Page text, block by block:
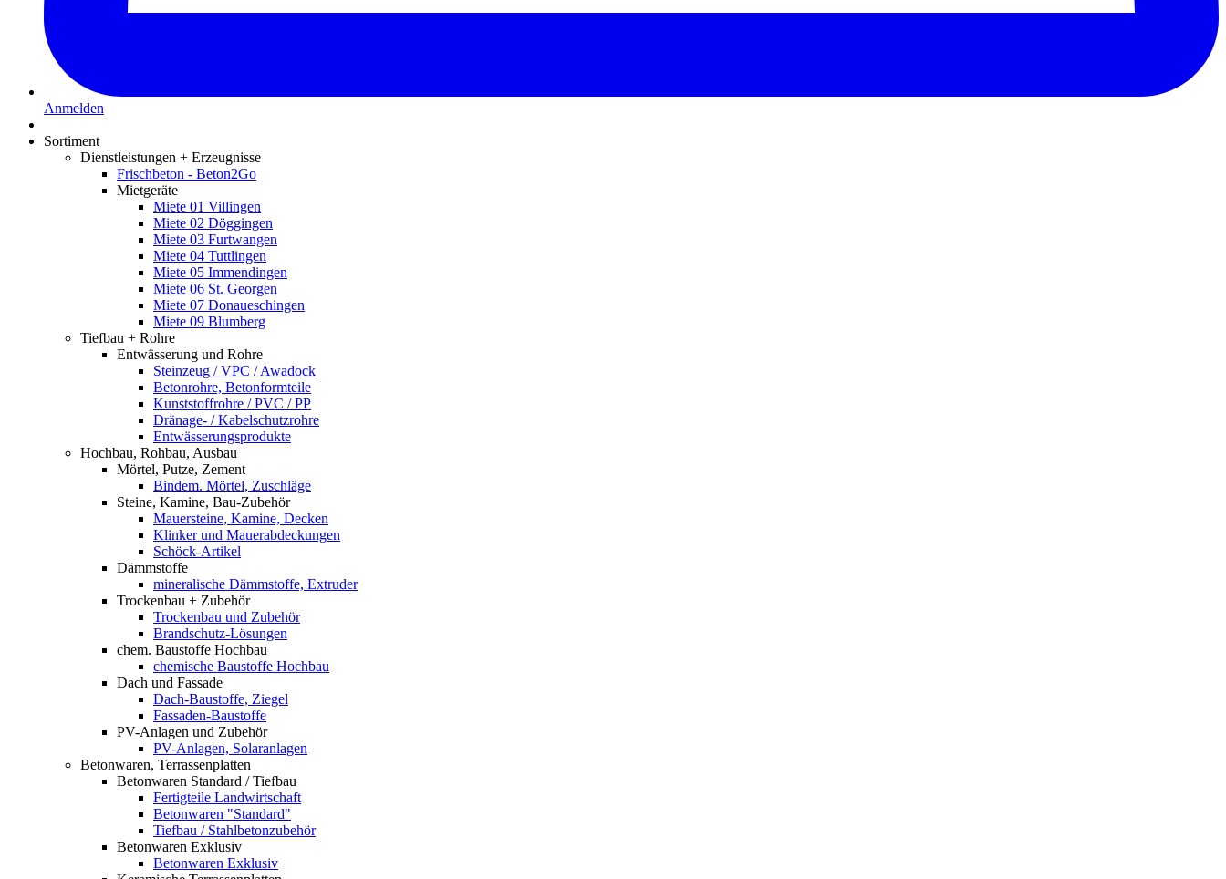
Anmelden
Sortiment
Dienstleistungen + Erzeugnisse
Frischbeton - Beton2Go
Mietgeräte
Miete 01 Villingen
Miete 02 Döggingen
Miete 03 Furtwangen
Miete 04 Tuttlingen
Miete 05 Immendingen
Miete 06 St. Georgen
Miete 07 Donaueschingen
Miete 09 Blumberg
Tiefbau + Rohre
Entwässerung und Rohre
Steinzeug / VPC / Awadock
Betonrohre, Betonformteile
Kunststoffrohre / PVC / PP
Dränage- / Kabelschutzrohre
Entwässerungsprodukte
Hochbau, Rohbau, Ausbau
Mörtel, Putze, Zement
Bindem. Mörtel, Zuschläge
Steine, Kamine, Bau-Zubehör
Mauersteine, Kamine, Decken
Klinker und Mauerabdeckungen
Schöck-Artikel
Dämmstoffe
mineralische Dämmstoffe, Extruder
Trockenbau + Zubehör
Trockenbau und Zubehör
Brandschutz-Lösungen
chem. Baustoffe Hochbau
chemische Baustoffe Hochbau
Dach und Fassade
Dach-Baustoffe, Ziegel
Fassaden-Baustoffe
PV-Anlagen und Zubehör
PV-Anlagen, Solaranlagen
Betonwaren, Terrassenplatten
Betonwaren Standard / Tiefbau
Fertigteile Landwirtschaft
Betonwaren "Standard"
Tiefbau / Stahlbetonzubehör
Betonwaren Exklusiv
Betonwaren Exklusiv